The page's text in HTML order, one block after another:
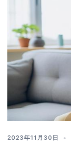
2023年11月30日